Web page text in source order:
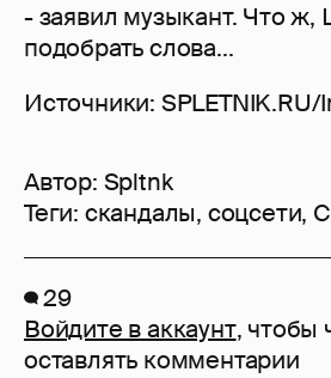
- заявил музыкант. Что
подобрать слова...
Источники:
Автор: Spltnk
Теги: скандалы, соцсети,
29
Войдите в аккаунт, чтобы
оставлять комментарии